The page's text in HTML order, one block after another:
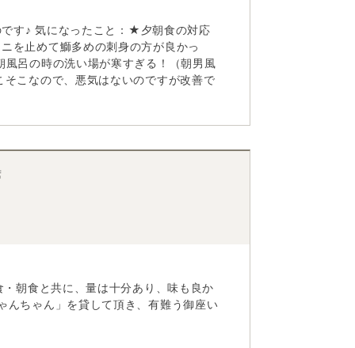
す♪ 気になったこと：★夕朝食の対応
を止めて鰤多めの刺身の方が良かっ
呂の時の洗い場が寒すぎる！（朝男風
こなので、悪気はないのですが改善で
朝食と共に、量は十分あり、味も良か
んちゃん」を貸して頂き、有難う御座い